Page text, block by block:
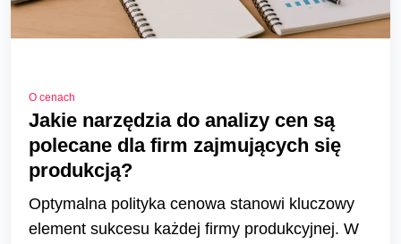
O cenach
Jakie narzędzia do analizy cen są
polecane dla firm zajmujących się
produkcją?
Optymalna polityka cenowa stanowi kluczowy
element sukcesu każdej firmy produkcyjnej. W